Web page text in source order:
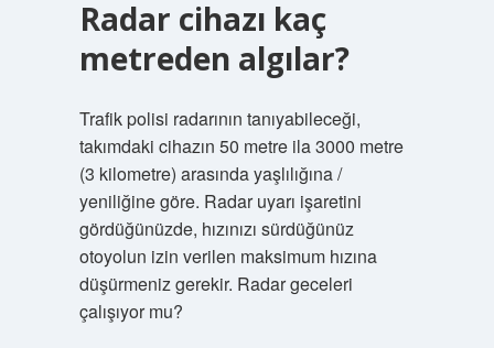
Radar cihazı kaç
metreden algılar?
Trafik polisi radarının tanıyabileceği,
takımdaki cihazın 50 metre ila 3000 metre
(3 kilometre) arasında yaşlılığına /
yeniliğine göre. Radar uyarı işaretini
gördüğünüzde, hızınızı sürdüğünüz
otoyolun izin verilen maksimum hızına
düşürmeniz gerekir. Radar geceleri
çalışıyor mu?